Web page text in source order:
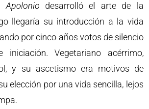
Apolonio desarrolló el arte de la
llegaría su introducción a la vida
por cinco años votos de silencio
Vegetariano acérrimo,
y su ascetismo era motivos de
elección por una vida sencilla, lejos